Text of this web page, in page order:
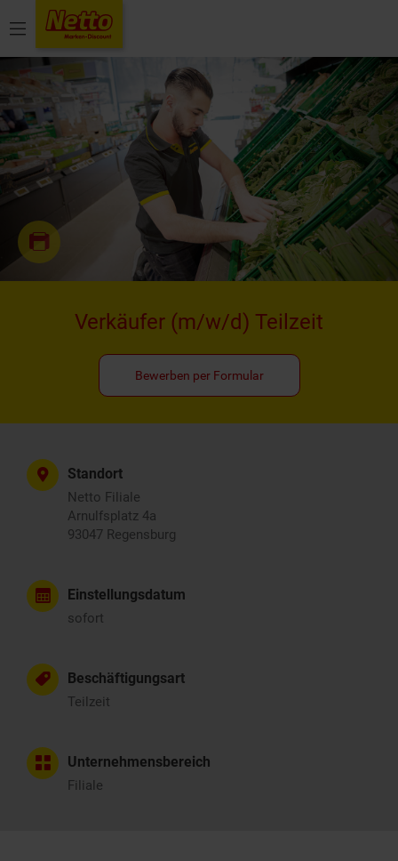
Menü
Verkäufer (m/w/d) Teilzeit
Bewerben per Formular
Standort
Netto Filiale
Arnulfsplatz 4a
93047 Regensburg
Einstellungsdatum
sofort
Beschäftigungsart
Teilzeit
Unternehmensbereich
Filiale